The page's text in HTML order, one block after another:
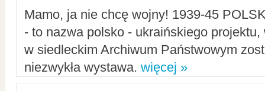
Mamo, ja nie chcę wojny! 1939-45
- to nazwa polsko - ukraińskiego
w siedleckim Archiwum Państwowym
niezwykła wystawa. więcej »